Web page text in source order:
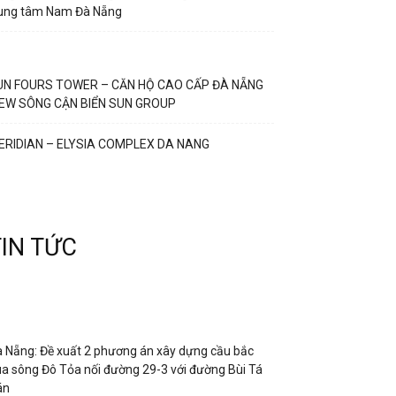
tâm Nam Đà Nẵng
FOURS TOWER – CĂN HỘ CAO CẤP ĐÀ NẴNG
SÔNG CẬN BIỂN SUN GROUP
– ELYSIA COMPLEX DA NANG
TỨC
Nẵng: Đề xuất 2 phương án xây dựng cầu bắc
sông Đô Tỏa nối đường 29-3 với đường Bùi Tá